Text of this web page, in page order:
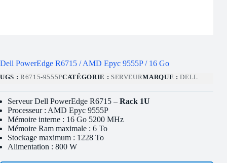
Dell PowerEdge R6715 / AMD Epyc 9555P / 16 Go
UGS : R6715-9555PCATÉGORIE : SERVEURMARQUE :DELL
Serveur Dell PowerEdge R6715 – Rack 1U
Processeur : AMD Epyc 9555P
Mémoire interne : 16 Go 5200 MHz
Mémoire Ram maximale : 6 To
Stockage maximum : 1228 To
Alimentation : 800 W